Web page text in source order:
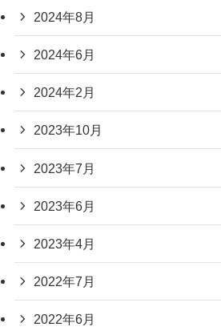
2024年8月
2024年6月
2024年2月
2023年10月
2023年7月
2023年6月
2023年4月
2022年7月
2022年6月